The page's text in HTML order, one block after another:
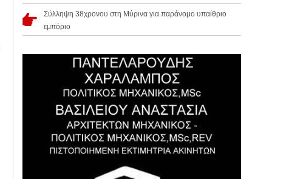
Σύλληψη 38χρονου στη Μύρινα για παράνομο υπαίθριο
εμπόριο